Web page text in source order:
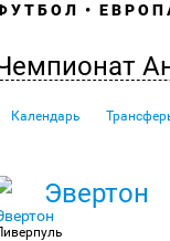
Календарь
Эвертон